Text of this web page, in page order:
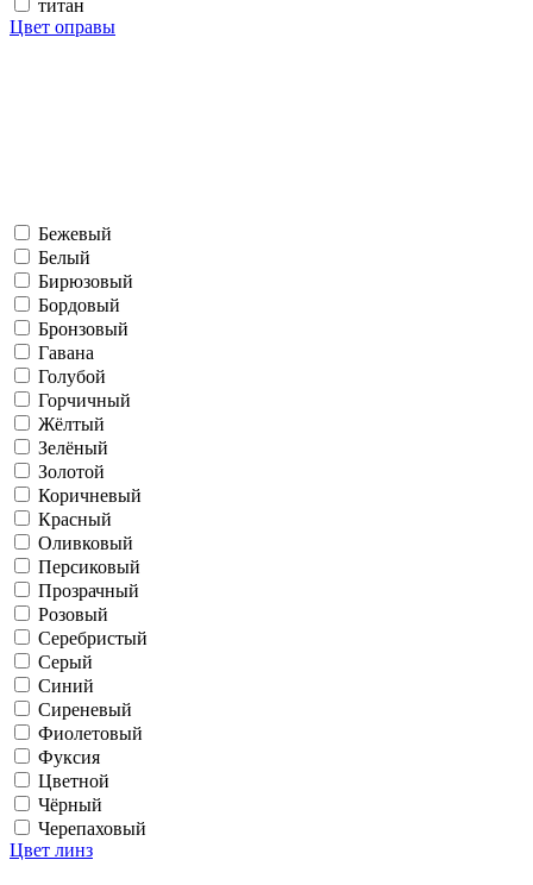
титан
Цвет оправы
Бежевый
Белый
Бирюзовый
Бордовый
Бронзовый
Гавана
Голубой
Горчичный
Жёлтый
Зелёный
Золотой
Коричневый
Красный
Оливковый
Персиковый
Прозрачный
Розовый
Серебристый
Серый
Синий
Сиреневый
Фиолетовый
Фуксия
Цветной
Чёрный
Черепаховый
Цвет линз